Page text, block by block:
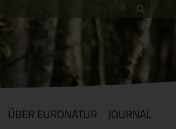
ÜBER EURONATUR JOURNAL